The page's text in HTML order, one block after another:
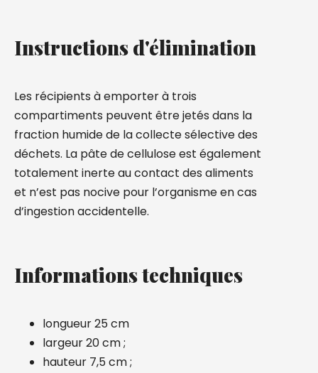
Instructions d'élimination
Les récipients à emporter à trois
compartiments peuvent être jetés dans la
fraction humide de la collecte sélective des
déchets. La pâte de cellulose est également
totalement inerte au contact des aliments
et n’est pas nocive pour l’organisme en cas
d’ingestion accidentelle.
Informations techniques
longueur 25 cm
largeur 20 cm ;
hauteur 7,5 cm ;